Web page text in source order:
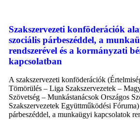
Szakszervezeti konföderációk
szociális párbeszéddel, a
rendszerével és a kormányzati
kapcsolatban
A szakszervezeti konföderációk
Tömörülés – Liga Szakszervezetek –
Szövetség – Munkástanácsok Országos
Szakszervezetek Együttműködési
párbeszéddel, a munkaügyi kapcsolatok